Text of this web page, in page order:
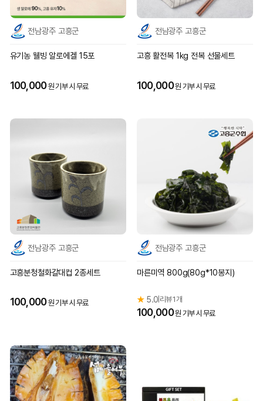
전남광주 고흥군
유기농 웰빙 알로에겔 15포
100,000원 기부 시 무료
전남광주 고흥군
고흥 활전복 1kg 전복 선물세트
100,000원 기부 시 무료
전남광주 고흥군
고흥분청철화갈대컵 2종세트
100,000원 기부 시 무료
전남광주 고흥군
마른미역 800g(80g*10봉지)
★ 5.0 리뷰 1개
100,000원 기부 시 무료